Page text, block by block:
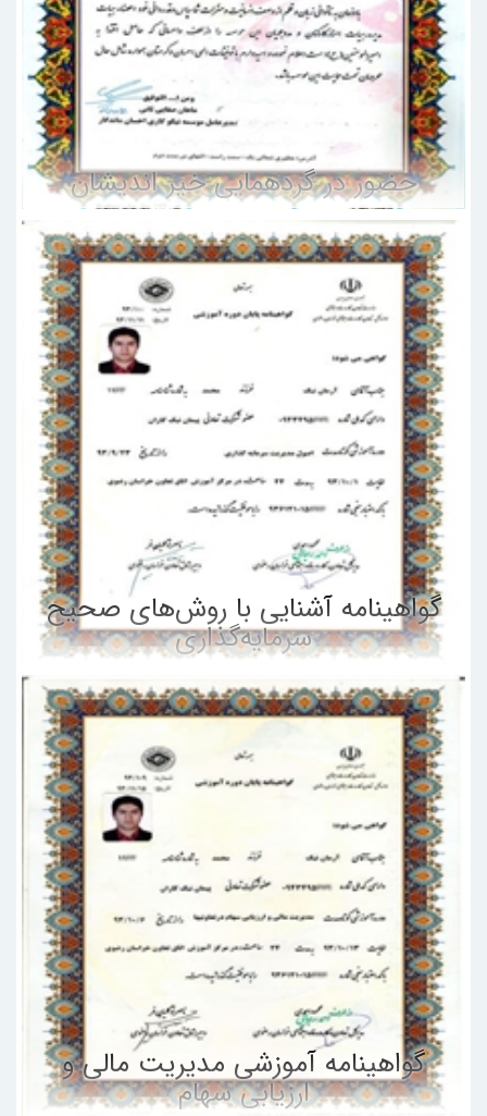
حضور در گردهمایی خیر اندیشان
گواهینامه آشنایی با روش‌های صحیح
سرمایه‌گذاری
گواهینامه آموزشی مدیریت مالی و
ارزیابی سهام